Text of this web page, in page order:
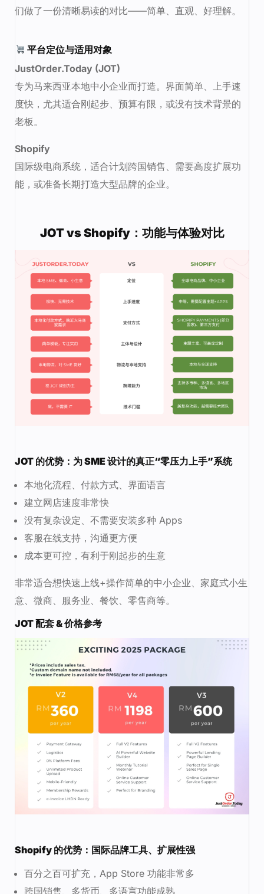
们做了一份清晰易读的对比——简单、直观、好理解。
平台定位与适用对象
JustOrder.Today (JOT)
专为马来西亚本地中小企业而打造。界面简单、上手速
度快，尤其适合刚起步、预算有限，或没有技术背景的
老板。
Shopify
国际级电商系统，适合计划跨国销售、需要高度扩展功
能，或准备长期打造大型品牌的企业。
JOT vs Shopify：功能与体验对比
JOT 的优势：为 SME 设计的真正“零压力上手”系统
本地化流程、付款方式、界面语言
建立网店速度非常快
没有复杂设定、不需要安装多种 Apps
客服在线支持，沟通更方便
成本更可控，有利于刚起步的生意
非常适合想快速上线+操作简单的中小企业、家庭式小生
意、微商、服务业、餐饮、零售商等。
JOT 配套 & 价格参考
Shopify 的优势：国际品牌工具、扩展性强
百分之百可扩充，App Store 功能非常多
跨国销售、多货币、多语言功能成熟